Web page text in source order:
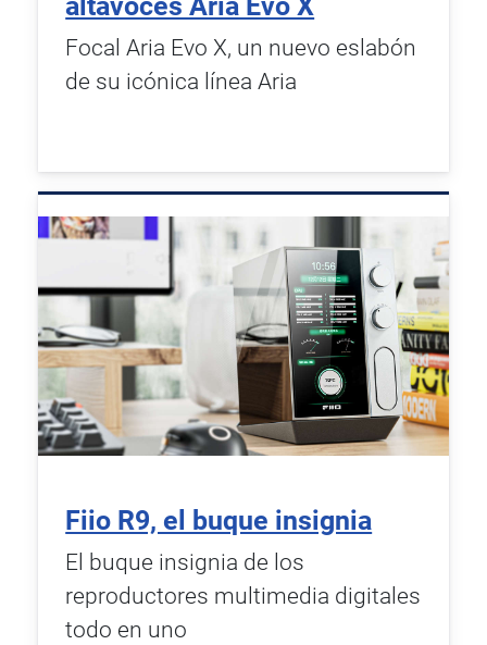
altavoces Aria Evo X
Focal Aria Evo X, un nuevo eslabón
de su icónica línea Aria
Fiio R9, el buque insignia
El buque insignia de los
reproductores multimedia digitales
todo en uno